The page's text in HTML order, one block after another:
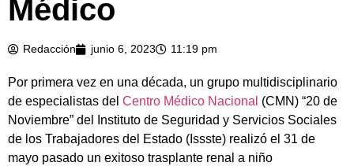
Médico
Redacción junio 6, 2023 11:19 pm
Por primera vez en una década, un grupo multidisciplinario
de especialistas del Centro Médico Nacional (CMN) “20 de
Noviembre” del Instituto de Seguridad y Servicios Sociales
de los Trabajadores del Estado (Issste) realizó el 31 de
mayo pasado un exitoso trasplante renal a niño